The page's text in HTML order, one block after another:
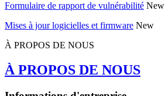
Formulaire de rapport de vulnérabilité New
Mises à jour logicielles et firmware New
À PROPOS DE NOUS
À PROPOS DE NOUS